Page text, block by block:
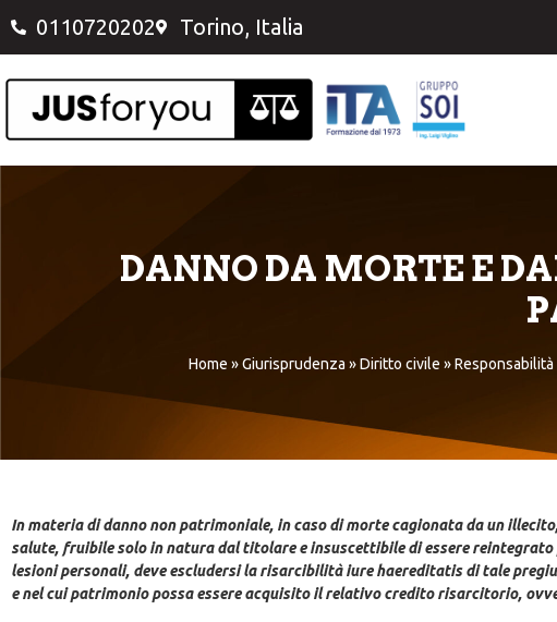
0110720202 Torino, Italia
DANNO DA MORTE E
Home »Giurisprudenza »Diritto civile »Responsabilità
In materia di danno non patrimoniale, in caso di morte cagionata da un
salute, fruibile solo in natura dal titolare e insuscettibile di essere
lesioni personali, deve escludersi la risarcibilità iure haereditatis di tale
e nel cui patrimonio possa essere acquisito il relativo credito risarcitorio,